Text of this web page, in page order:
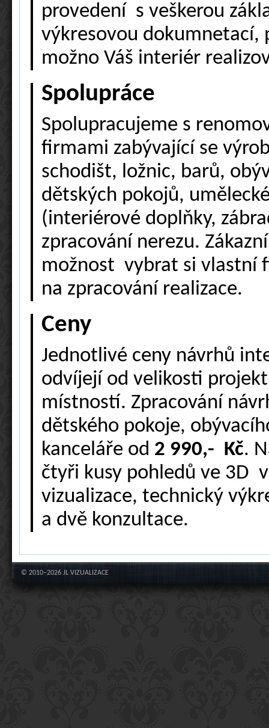
provedení s veškerou
výkresovou dokumnetací,
možno Váš interiér
Spolupráce
Spolupracujeme s
firmami zabývající se
schodišt, ložnic, barů,
dětských pokojů,
(interiérové doplňky,
zpracování nerezu.
možnost vybrat si vlastní
na zpracování realizace.
Ceny
Jednotlivé ceny návrhů
odvíjejí od velikosti
místností. Zpracování
dětského pokoje,
kanceláře od 2 990,- Kč.
čtyři kusy pohledů ve 3D
vizualizace, technický
a dvě konzultace.
© 2010–2026 JL VIZUALIZACE